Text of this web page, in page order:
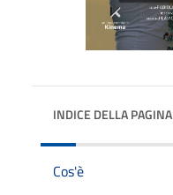
INDICE DELLA PAGINA
Cos'è